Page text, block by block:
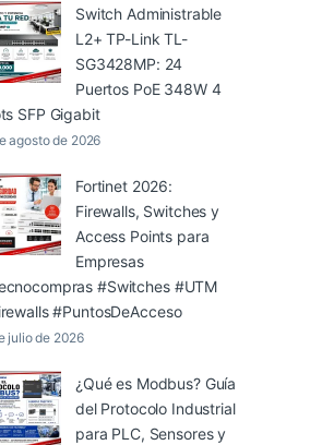
Switch Administrable
L2+ TP-Link TL-
SG3428MP: 24
Puertos PoE 348W 4
SFP Gigabit
agosto de 2026
Fortinet 2026:
Firewalls, Switches y
Access Points para
Empresas
#Switches #UTM
#PuntosDeAcceso
julio de 2026
¿Qué es Modbus? Guía
del Protocolo Industrial
para PLC, Sensores y